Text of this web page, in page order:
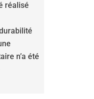
réalisé
n’a été